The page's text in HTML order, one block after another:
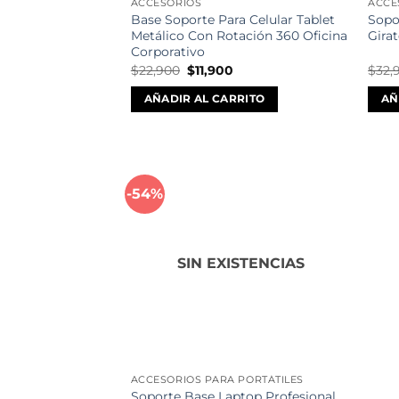
ACCESORIOS
Base Soporte Para Celular Tablet
Metálico Con Rotación 360 Oficina
Corporativo
$22,900 El
precio
original
era:
$11,900
actual
es:
AÑADIR AL CARRITO
$
-54%
SIN EXISTENCIAS
ACCESORIOS PARA PORTÁTILES